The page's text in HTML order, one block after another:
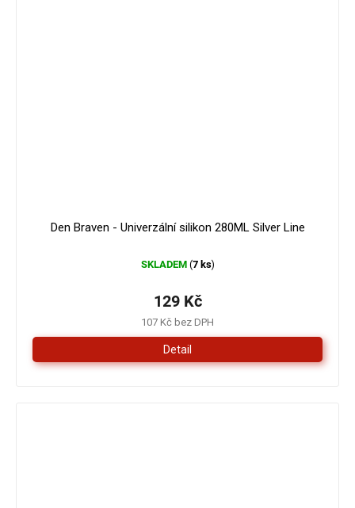
Den Braven - Univerzální silikon 280ML Silver Line
SKLADEM (7 ks)
107 Kč bez DPH
129 Kč
Detail